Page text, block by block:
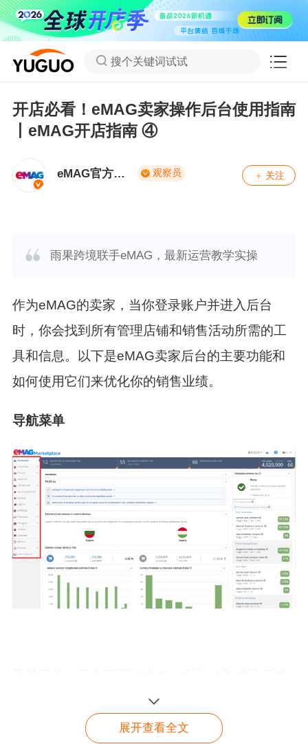
搜个关键词试试
开店必看！eMAG卖家操作后台使用指南
丨eMAG开店指南 ④
eMAG官方政
观察员 关注
雨果跨境联手eMAG，最新运营教学实操
作为eMAG的卖家，当你登录账户并进入后台
时，你会找到所有管理店铺和销售活动所需的工
具和信息。以下是eMAG卖家后台的主要功能和
如何使用它们来优化你的销售业绩。
导航菜单
户中的各个部分，管理从公司法律信息到产品上
架、订单处理、退货、参与eMAG促销活动、提
展开查看全文